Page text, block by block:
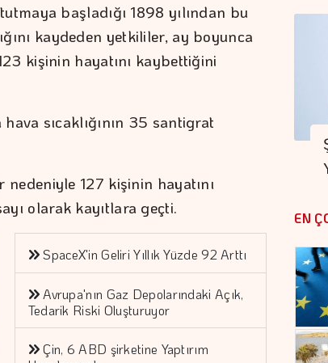
başladığı 1898 yılından bu
kaydeden yetkililer, ay boyunca
kişinin hayatını kaybettiğini
sıcaklığının 35 santigrat
127 kişinin hayatını
olarak kayıtlara geçti.
SpaceX'in Geliri Yıllık Yüzde 92 Arttı
Avrupa'nın Gaz Depolarındaki Açık,
Tedarik Riski Oluşturuyor
Çin, 6 ABD şirketine Yaptırım
EN